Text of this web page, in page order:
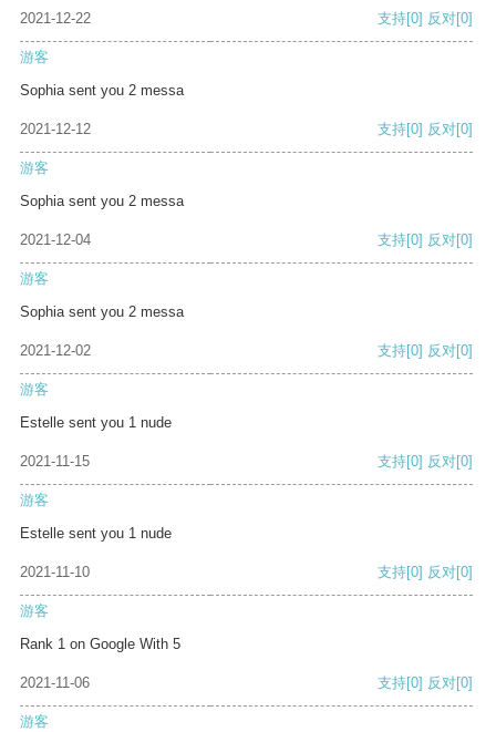
2021-12-22 支持[0] 反对[0]
游客
Sophia sent you 2 messa
2021-12-12 支持[0] 反对[0]
游客
Sophia sent you 2 messa
2021-12-04 支持[0] 反对[0]
游客
Sophia sent you 2 messa
2021-12-02 支持[0] 反对[0]
游客
Estelle sent you 1 nude
2021-11-15 支持[0] 反对[0]
游客
Estelle sent you 1 nude
2021-11-10 支持[0] 反对[0]
游客
Rank 1 on Google With 5
2021-11-06 支持[0] 反对[0]
游客